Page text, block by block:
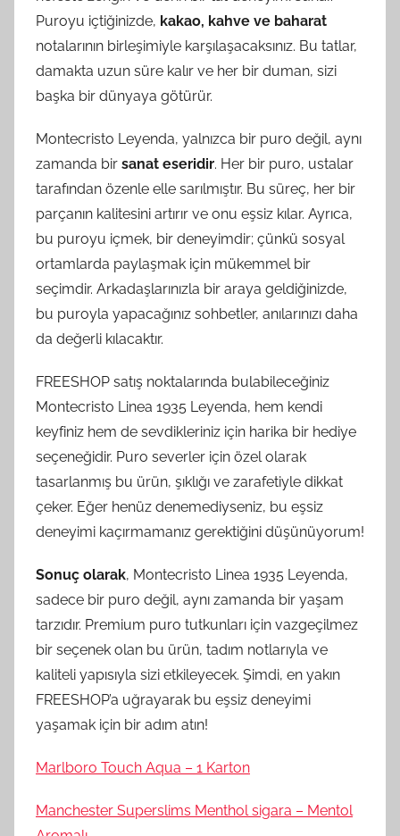
Puroyu içtiğinizde, kakao, kahve ve baharat
notalarının birleşimiyle karşılaşacaksınız. Bu tatlar,
damakta uzun süre kalır ve her bir duman, sizi
başka bir dünyaya götürür.
Montecristo Leyenda, yalnızca bir puro değil, aynı
zamanda bir sanat eseridir. Her bir puro, ustalar
tarafından özenle elle sarılmıştır. Bu süreç, her bir
parçanın kalitesini artırır ve onu eşsiz kılar. Ayrıca,
bu puroyu içmek, bir deneyimdir; çünkü sosyal
ortamlarda paylaşmak için mükemmel bir
seçimdir. Arkadaşlarınızla bir araya geldiğinizde,
bu puroyla yapacağınız sohbetler, anılarınızı daha
da değerli kılacaktır.
FREESHOP satış noktalarında bulabileceğiniz
Montecristo Linea 1935 Leyenda, hem kendi
keyfiniz hem de sevdikleriniz için harika bir hediye
seçeneğidir. Puro severler için özel olarak
tasarlanmış bu ürün, şıklığı ve zarafetiyle dikkat
çeker. Eğer henüz denemediyseniz, bu eşsiz
deneyimi kaçırmamanız gerektiğini düşünüyorum!
Sonuç olarak, Montecristo Linea 1935 Leyenda,
sadece bir puro değil, aynı zamanda bir yaşam
tarzıdır. Premium puro tutkunları için vazgeçilmez
bir seçenek olan bu ürün, tadım notlarıyla ve
kaliteli yapısıyla sizi etkileyecek. Şimdi, en yakın
FREESHOP’a uğrayarak bu eşsiz deneyimi
yaşamak için bir adım atın!
Marlboro Touch Aqua – 1 Karton
Manchester Superslims Menthol sigara – Mentol